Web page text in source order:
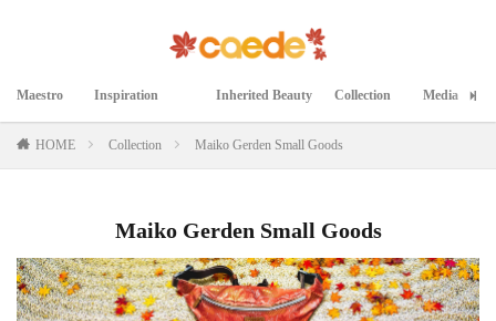
Maestro
マエストロ
Inspiration
インスピレーション
Inherited Beauty
継承された美
Collection
コレクション
Media
メディア掲載
HOME Collection Maiko Gerden Small Goods
Maiko Gerden Small Goods